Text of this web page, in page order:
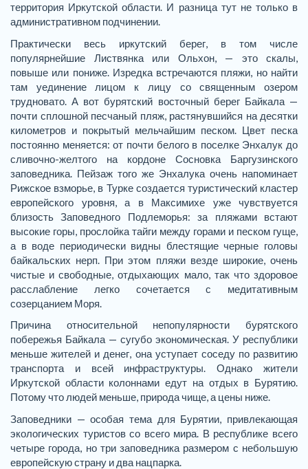
территория Иркутской области. И разница тут не только в
административном подчинении.
Практически весь иркутский берег, в том числе
популярнейшие Листвянка или Ольхон, — это скалы,
повыше или пониже. Изредка встречаются пляжи, но найти
там уединение лицом к лицу со священным озером
трудновато. А вот бурятский восточный берег Байкала —
почти сплошной песчаный пляж, растянувшийся на десятки
километров и покрытый мельчайшим песком. Цвет песка
постоянно меняется: от почти белого в поселке Энхалук до
сливочно-желтого на кордоне Сосновка Баргузинского
заповедника. Пейзаж того же Энхалука очень напоминает
Рижское взморье, в Турке создается туристический кластер
европейского уровня, а в Максимихе уже чувствуется
близость Заповедного Подлеморья: за пляжами встают
высокие горы, прослойка тайги между горами и песком гуще,
а в воде периодически видны блестящие черные головы
байкальских нерп. При этом пляжи везде широкие, очень
чистые и свободные, отдыхающих мало, так что здоровое
расслабление легко сочетается с медитативным
созерцанием Моря.
Причина относительной непопулярности бурятского
побережья Байкала — сугубо экономическая. У республики
меньше жителей и денег, она уступает соседу по развитию
транспорта и всей инфраструктуры. Однако жители
Иркутской области колоннами едут на отдых в Бурятию.
Потому что людей меньше, природа чище, а цены ниже.
Заповедники — особая тема для Бурятии, привлекающая
экологических туристов со всего мира. В республике всего
четыре города, но три заповедника размером с небольшую
европейскую страну и два нацпарка.